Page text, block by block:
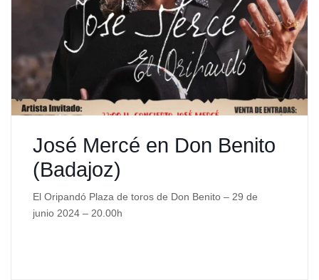
José Mercé en Don Benito
(Badajoz)
El Oripandó Plaza de toros de Don Benito – 29 de
junio 2024 – 20.00h